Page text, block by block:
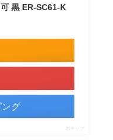
黒 ER-SC61-K
ング
ポチップ